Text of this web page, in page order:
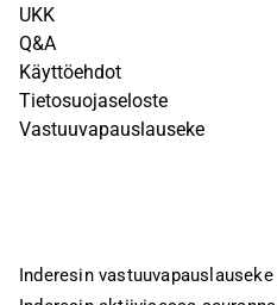
UKK
Q&A
Käyttöehdot
Tietosuojaseloste
Vastuuvapauslauseke
Inderesin